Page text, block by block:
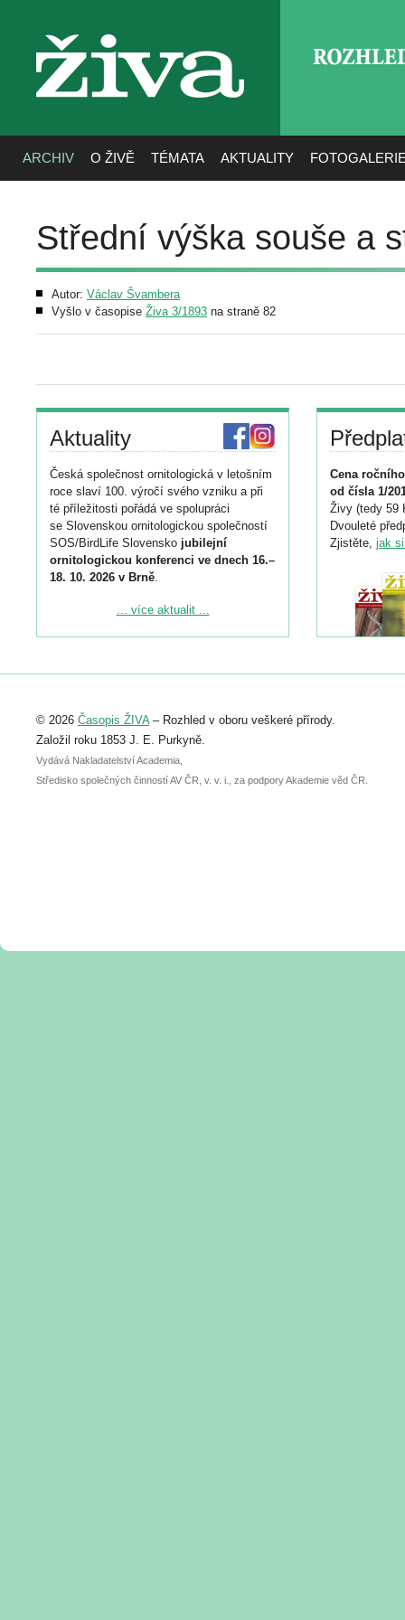
živa
ARCHIV O ŽIVĚ TÉMATA AKTUALITY
Střední výška souše a
Autor: Václav Švambera
Vyšlo v časopise Živa 3/1893 na straně 82
Aktuality
Česká společnost ornitologická v letošním
roce slaví 100. výročí svého vzniku a při
té příležitosti pořádá ve spolupráci
se Slovenskou ornitologickou společností
SOS/BirdLife Slovensko jubilejní
ornitologickou konferenci ve dnech 16.–
18. 10. 2026 v Brně.
Podrobnější informace ke konferenci
Registrovat se můžete do 6. září.
abstraktu přihlášené přednášky nebo
posteru je už 30. června.
... více aktualit ...
Cena
od čísla 1/
Živy (tedy 59
Dvouleté
Zjistěte, jak
© 2026 Časopis ŽIVA– Rozhled v oboru veškeré přírody.
Založil roku 1853 J. E. Purkyně.
Vydává Nakladatelství Academia,
Středisko společných činností AV ČR, v. v. i., za podpory Akademie věd ČR.